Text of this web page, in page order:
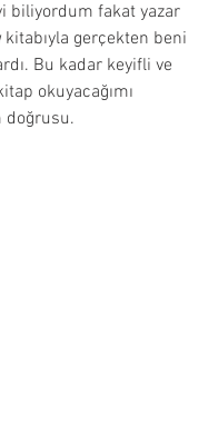
biliyordum fakat yazar
kitabıyla gerçekten beni
Bu kadar keyifli ve
okuyacağımı
doğrusu.